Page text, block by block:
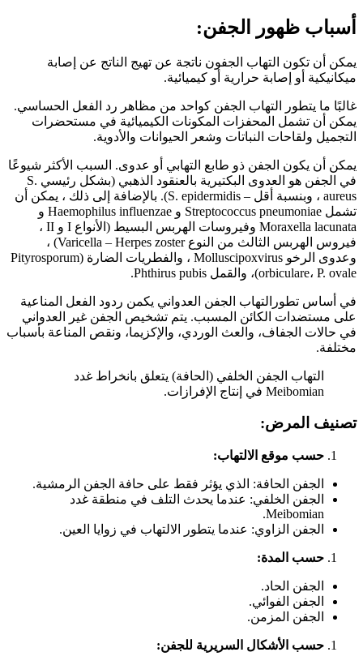
أسباب ظهور الجفن:
يمكن أن تكون التهاب الجفون ناتجة عن تهيج الناتج عن إصابة
ميكانيكية أو إصابة حرارية أو كيميائية.
غالبًا ما يتطور التهاب الجفن كواحد من مظاهر رد الفعل الحساسي.
يمكن أن تشمل المحفزات المكونات الكيميائية في مستحضرات
التجميل ولقاحات النباتات وشعر الحيوانات والأدوية.
يمكن أن يكون الجفن ذو طابع التهابي أو عدوى. السبب الأكثر شيوعًا
في الجفن هو العدوى البكتيرية بالعنقود الذهبي (بشكل رئيسي S.
aureus ، وبنسبة أقل – S. epidermidis). بالإضافة إلى ذلك ، يمكن أن
تشمل Streptococcus pneumoniae و Haemophilus influenzae و
Moraxella lacunata وفيروسات الهربس البسيط (الأنواع I و II ،
فيروس الهربس الثالث من النوع Varicella – Herpes zoster) ،
وعدوى الرخو Molluscipoxvirus ، والفطريات الضارة (Pityrosporum
orbiculare، P. ovale)، والقمل Phthirus pubis.
في أساس تطورالتهاب الجفن العدواني يكمن ردود الفعل المناعية
على مستضدات الكائن المسبب. يتم تشخيص الجفن غير العدواني
في حالات الجفاف، والعث الوردي، والإكزيما، ونقص المناعة بأسباب
مختلفة.
التهاب الجفن الخلفي (الحافة) يتعلق بانخراط غدد
Meibomian في إنتاج الإفرازات.
تصنيف المرض:
حسب موقع الالتهاب:
الجفن الحافة: الذي يؤثر فقط على حافة الجفن الرمشية.
الجفن الخلفي: عندما يحدث التلف في منطقة غدد
Meibomian.
الجفن الزاوي: عندما يتطور الالتهاب في زوايا العين.
حسب المدة:
الجفن الحاد.
الجفن الفوائي.
الجفن المزمن.
حسب الأشكال السريرية للجفن: